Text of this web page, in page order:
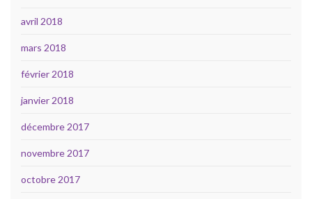
avril 2018
mars 2018
février 2018
janvier 2018
décembre 2017
novembre 2017
octobre 2017